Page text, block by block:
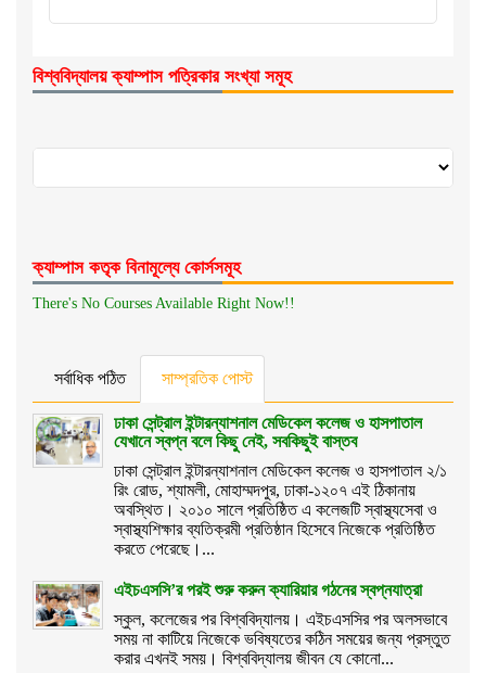
বিশ্ববিদ্যালয় ক্যাম্পাস পত্রিকার সংখ্যা সমূহ
ক্যাম্পাস কতৃক বিনামূল্যে কোর্সসমূহ
There's No Courses Available Right Now!!
সর্বাধিক পঠিত সাম্প্রতিক পোস্ট
ঢাকা সেন্ট্রাল ইন্টারন্যাশনাল মেডিকেল কলেজ ও হাসপাতাল
যেখানে স্বপ্ন বলে কিছু নেই, সবকিছুই বাস্তব
ঢাকা সেন্ট্রাল ইন্টারন্যাশনাল মেডিকেল কলেজ ও হাসপাতাল ২/১
রিং রোড, শ্যামলী, মোহাম্মদপুর, ঢাকা-১২০৭ এই ঠিকানায়
অবস্থিত। ২০১০ সালে প্রতিষ্ঠিত এ কলেজটি স্বাস্থ্যসেবা ও
স্বাস্থ্যশিক্ষার ব্যতিক্রমী প্রতিষ্ঠান হিসেবে নিজেকে প্রতিষ্ঠিত
করতে পেরেছে।...
এইচএসসি’র পরই শুরু করুন ক্যারিয়ার গঠনের স্বপ্নযাত্রা
স্কুল, কলেজের পর বিশ্ববিদ্যালয়। এইচএসসির পর অলসভাবে
সময় না কাটিয়ে নিজেকে ভবিষ্যতের কঠিন সময়ের জন্য প্রস্তুত
করার এখনই সময়। বিশ্ববিদ্যালয় জীবন যে কোনো...